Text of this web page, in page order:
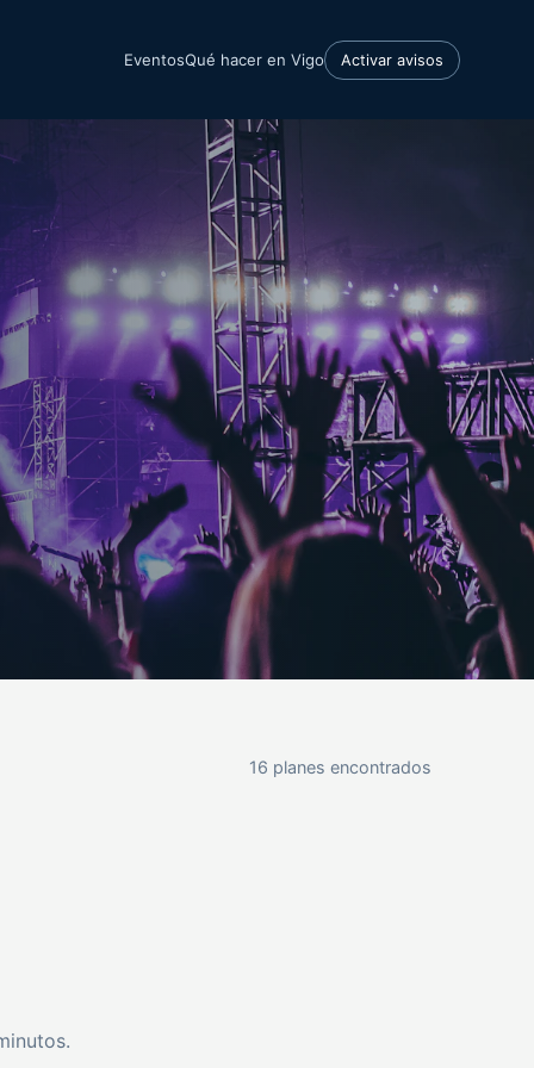
EventosQué hacer en Vigo Activar avisos
16 planes encontrados